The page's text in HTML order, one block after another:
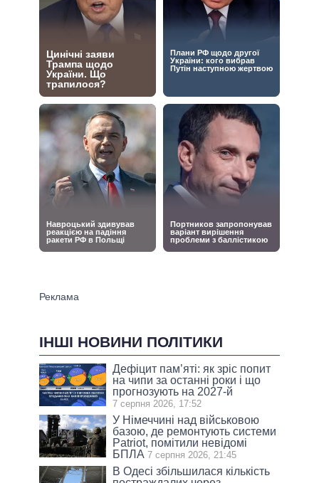
ІНШІ НОВИНИ ПОЛІТИКИ
Дефіцит пам’яті: як зріс попит
на чипи за останні роки і що
прогнозують на 2027-й
7 серпня 2026, 17:52
У Німеччині над військовою
базою, де ремонтують системи
Patriot, помітили невідомі
БПЛА 7 серпня 2026, 21:45
В Одесі збільшилася кількість